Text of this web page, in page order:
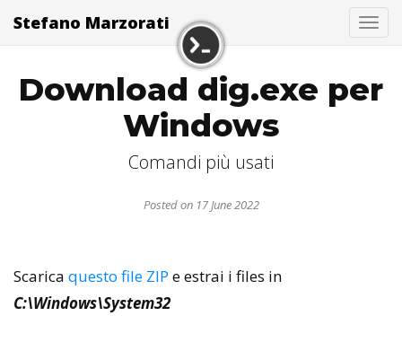
Stefano Marzorati
Download dig.exe per
Windows
Comandi più usati
Posted on 17 June 2022
Scarica questo file ZIP e estrai i files in
C:\Windows\System32